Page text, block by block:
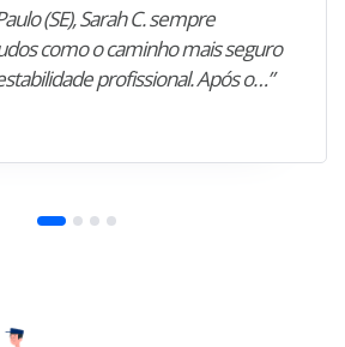
(SE), Sarah C. sempre
como o caminho mais seguro
profissional. Após o…”